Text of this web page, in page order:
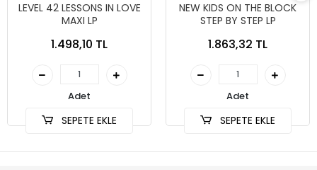
LEVEL 42 LESSONS IN LOVE
MAXI LP
1.498,10 TL
Adet
SEPETE EKLE
NEW KIDS ON THE BLOCK
STEP BY STEP LP
1.863,32 TL
Adet
SEPETE EKLE